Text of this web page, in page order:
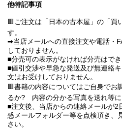
他特記事項
🟥ご注文は「日本の古本屋」の「買
す。
➡当店メールへの直接注文や電話・
しておりません。
■分売可の表示がなければ分売はでき
■値引交渉や早急な発送及び無連絡
文はお受けしておりません。
🟥書籍の内容についてはご自身でお
るか? 内容の分かる写真を送れ等に
■注文後、当店からの連絡メールが2
惑メールフォルダー等を点検頂き、
さい。